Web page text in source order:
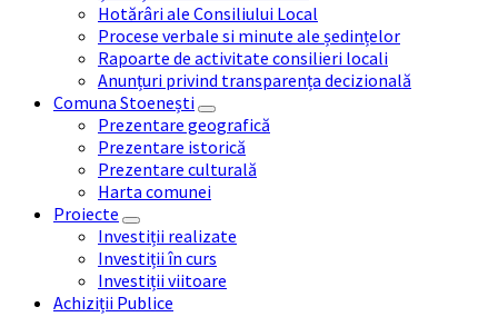
Hotărâri ale Consiliului Local
Procese verbale si minute ale ședințelor
Rapoarte de activitate consilieri locali
Anunțuri privind transparența decizională
Comuna Stoenești
Prezentare geografică
Prezentare istorică
Prezentare culturală
Harta comunei
Proiecte
Investiții realizate
Investiții în curs
Investiții viitoare
Achiziții Publice